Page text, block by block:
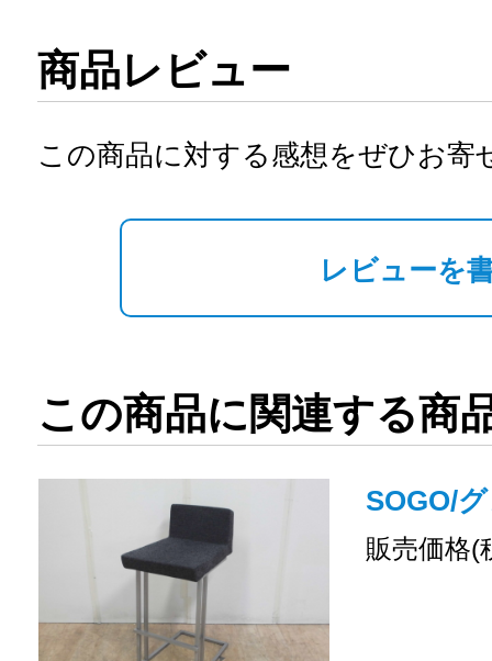
商品レビュー
この商品に対する感想をぜひお寄
レビューを
この商品に関連する商
SOGO/
販売価格(